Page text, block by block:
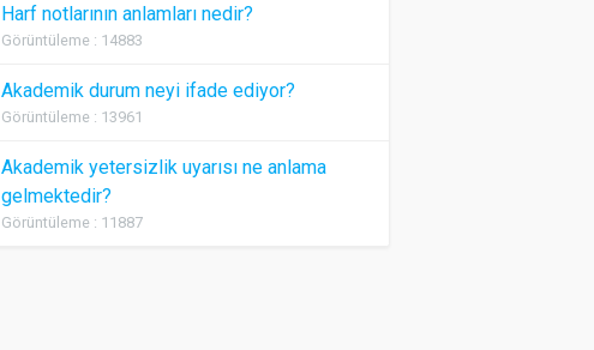
Harf notlarının anlamları nedir?
Görüntüleme : 14883
Akademik durum neyi ifade ediyor?
Görüntüleme : 13961
Akademik yetersizlik uyarısı ne anlama
gelmektedir?
Görüntüleme : 11887